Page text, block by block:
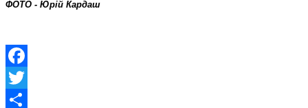
ФОТО - Юрій Кардаш
Facebook
Twitter